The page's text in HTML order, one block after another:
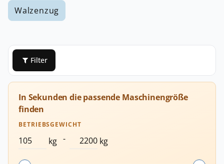
Walzenzug
Filter
In Sekunden die passende Maschinengröße
finden
BETRIEBSGEWICHT
kg - kg